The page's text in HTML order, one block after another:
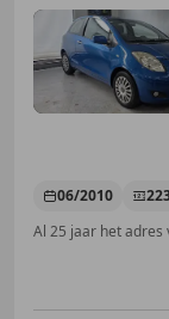
06/2010
Al 25 jaar het adres